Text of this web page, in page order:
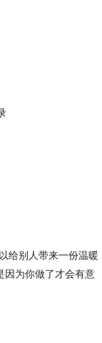
给别人带来一份温暖
因为你做了才会有意